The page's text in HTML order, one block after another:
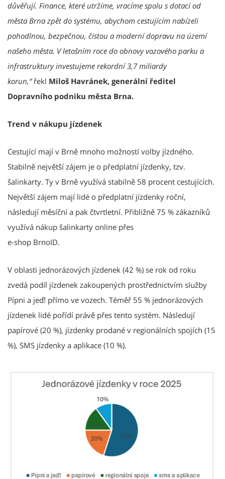
důvěřují. Finance, které utržíme, vracíme spolu s dotací od
města Brna zpět do systému, abychom cestujícím nabízeli
pohodlnou, bezpečnou, čistou a moderní dopravu na území
našeho města. V letošním roce do obnovy vozového parku a
infrastruktury investujeme rekordní 3,7 miliardy
korun,“řekl Miloš Havránek, generální ředitel
Dopravního podniku města Brna.
Trend v nákupu jízdenek
Cestující mají v Brně mnoho možností volby jízdného.
Stabilně největší zájem je o předplatní jízdenky, tzv.
šalinkarty. Ty v Brně využívá stabilně 58 procent cestujících.
Největší zájem mají lidé o předplatní jízdenky roční,
následují měsíční a pak čtvrtletní. Přibližně 75 % zákazníků
využívá nákup šalinkarty online přes
e-shop BrnoID.
V oblasti jednorázových jízdenek (42 %) se rok od roku
zvedá podíl jízdenek zakoupených prostřednictvím služby
Pípni a jeď! přímo ve vozech. Téměř 55 % jednorázových
jízdenek lidé pořídí právě přes tento systém. Následují
papírové (20 %), jízdenky prodané v regionálních spojích (15
%), SMS jízdenky a aplikace (10 %).